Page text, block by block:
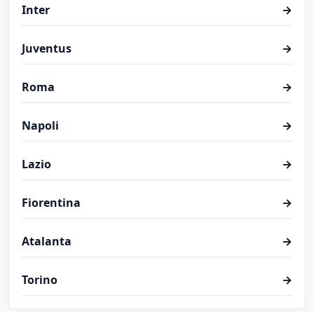
Inter →
Juventus →
Roma →
Napoli →
Lazio →
Fiorentina →
Atalanta →
Torino →